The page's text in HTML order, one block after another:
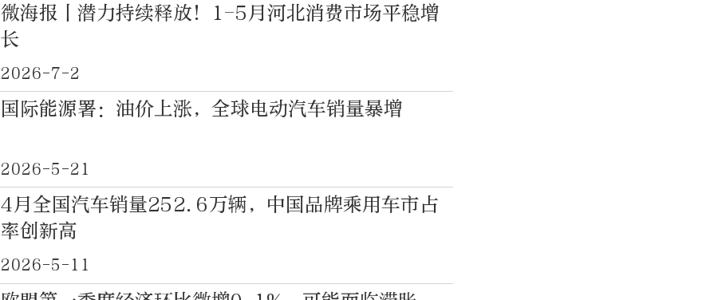
微海报丨潜力持续释放！1-5月河北消费市场平稳增
长
2026-7-2
国际能源署：油价上涨，全球电动汽车销量暴增
2026-5-21
4月全国汽车销量252.6万辆，中国品牌乘用车市占
率创新高
2026-5-11